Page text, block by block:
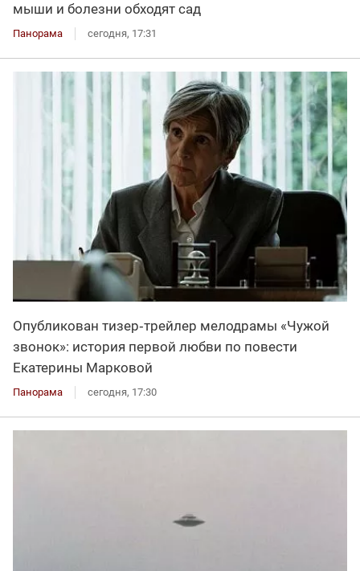
мыши и болезни обходят сад
Панорама сегодня, 17:31
Опубликован тизер‑трейлер мелодрамы «Чужой
звонок»: история первой любви по повести
Екатерины Марковой
Панорама сегодня, 17:30